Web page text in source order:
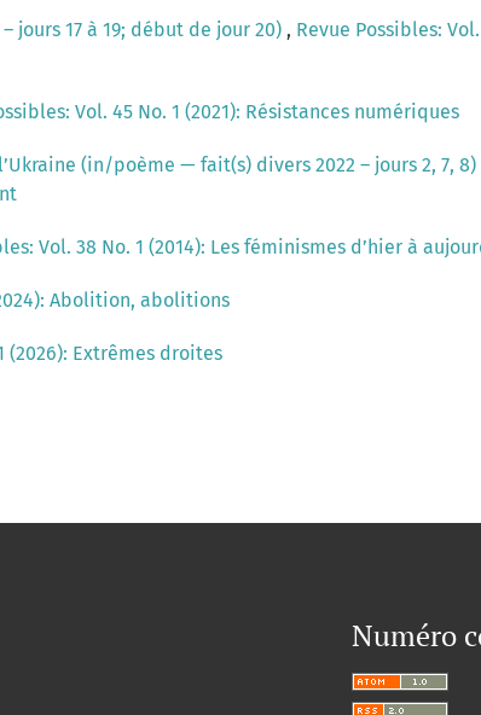
17 à 19; début de jour 20) , Revue Possibles:
Vol. 45 No. 1 (2021): Résistances numériques
(in/poème — fait(s) divers 2022 – jours 2, 7, 8)
Vol. 38 No. 1 (2014): Les féminismes d’hier à
Abolition, abolitions
(2026): Extrêmes droites
Numéro